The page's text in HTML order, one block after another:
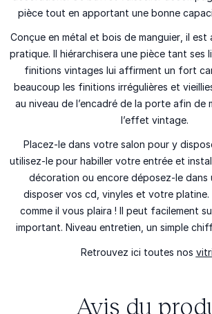
pièce tout en apportant une bonne
Conçue en métal et bois de manguier , il
pratique. Il hiérarchisera une pièce tant ses
finitions vintages lui affirment un fort
beaucoup les finitions irrégulières et
au niveau de l’encadré de la porte afin de
l’effet vintage.
Placez-le dans votre salon pour y
utilisez-le pour habiller votre entrée et
décoration ou encore déposez-le dans
disposer vos cd, vinyles et votre platine.
comme il vous plaira ! Il peut facilement
important. Niveau entretien, un simple
Retrouvez ici toutes nos
Avis du